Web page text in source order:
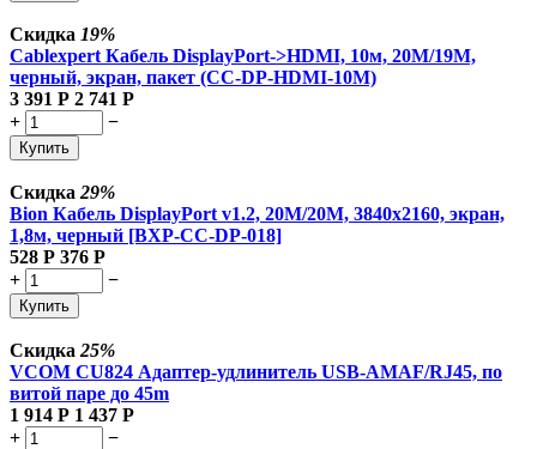
Скидка 19%
Cablexpert Кабель DisplayPort->HDMI, 10м, 20M/19M,
черный, экран, пакет (CC-DP-HDMI-10M)
3 391 Р 2 741 Р
+
−
Купить
Скидка 29%
Bion Кабель DisplayPort v1.2, 20M/20M, 3840x2160, экран,
1,8м, черный [BXP-CC-DP-018]
528 Р 376 Р
+
−
Купить
Скидка 25%
VCOM CU824 Адаптер-удлинитель USB-AMAF/RJ45, по
витой паре до 45m
1 914 Р 1 437 Р
+
−